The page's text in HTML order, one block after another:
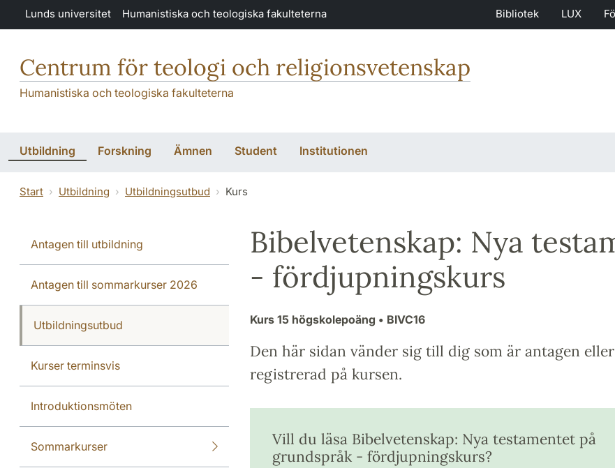
Hoppa till huvudinnehåll
Lunds universitet Humanistiska och teologiska fakulteterna Bibliotek LUX
Centrum för teologi och religionsvetenskap
Humanistiska och teologiska fakulteterna
Utbildning Forskning Ämnen Student Institutionen
Start Utbildning Utbildningsutbud Kurs
Antagen till utbildning
Antagen till sommarkurser 2026
Utbildningsutbud
Kurser terminsvis
Introduktionsmöten
Sommarkurser
Bibelvetenskap: Nya
- fördjupningskurs
Kurs 15 högskolepoäng • BIVC16
Den här sidan vänder sig till dig som är antagen eller
registrerad på kursen.
Vill du läsa Bibelvetenskap: Nya testamentet på
grundspråk - fördjupningskurs?